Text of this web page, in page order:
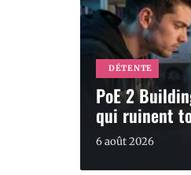
DÉTENTE
PoE 2
qui ruinent
6 août 2026